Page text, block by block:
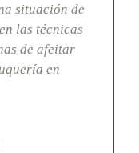
situación de
las técnicas
de afeitar
en